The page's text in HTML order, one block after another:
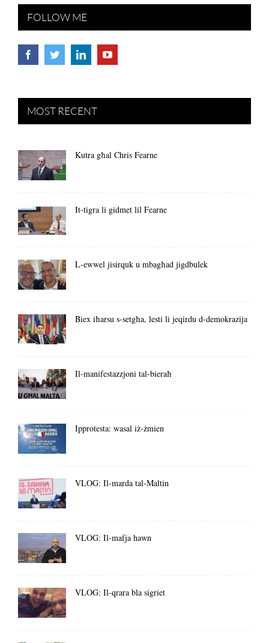
FOLLOW ME
MOST RECENT
Kutra għal Chris Fearne
It-tigra li gidmet lil Fearne
L-ewwel jisirquk u mbagħad jigdbulek
Biex iħarsu s-setgħa, lesti li jeqirdu d-demokrazija
Il-manifestazzjoni tal-bieraħ
Ipprotesta: wasal iż-żmien
VLOG: Il-marda tal-Maltin
VLOG: Il-mafja hawn
VLOG: Il-qrara bla sigriet